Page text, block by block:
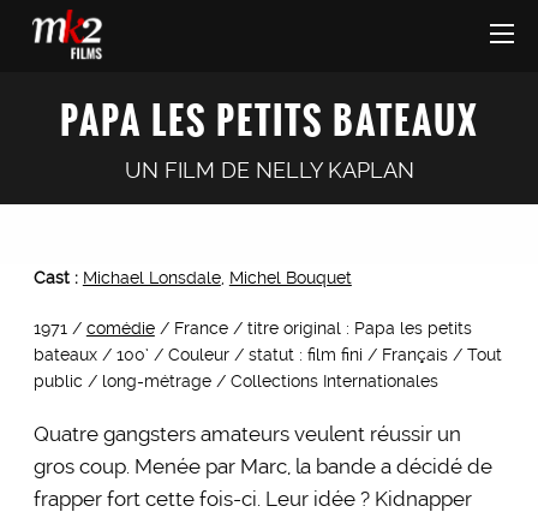
PAPA LES PETITS BATEAUX
UN FILM DE NELLY KAPLAN
Cast : Michael Lonsdale, Michel Bouquet
1971 / comédie/ France / titre original : Papa les petits
bateaux / 100’ / Couleur / statut : film fini / Français / Tout
public / long-métrage / Collections Internationales
Quatre gangsters amateurs veulent réussir un
gros coup. Menée par Marc, la bande a décidé de
frapper fort cette fois-ci. Leur idée ? Kidnapper